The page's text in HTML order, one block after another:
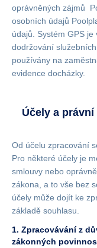
oprávněných zájmů
osobních údajů
údajů. Systém GPS
dodržování
používány na
evidence docházky.
Účely a
Od účelu zpracování
Pro některé účely je
smlouvy nebo
zákona, a to vše bez
účely může dojít ke
základě souhlasu.
1. Zpracovávání z
zákonných